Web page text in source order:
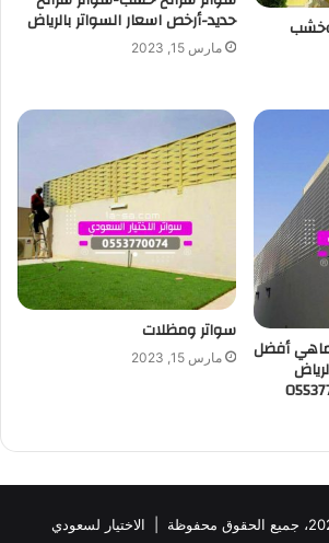
وخشب حديد-أرخص اسعار السواتر بالرياض
مارس 15, 2023
أفضل
سواتر ومظلات
مارس 15, 2023
الاختيار لسعودي